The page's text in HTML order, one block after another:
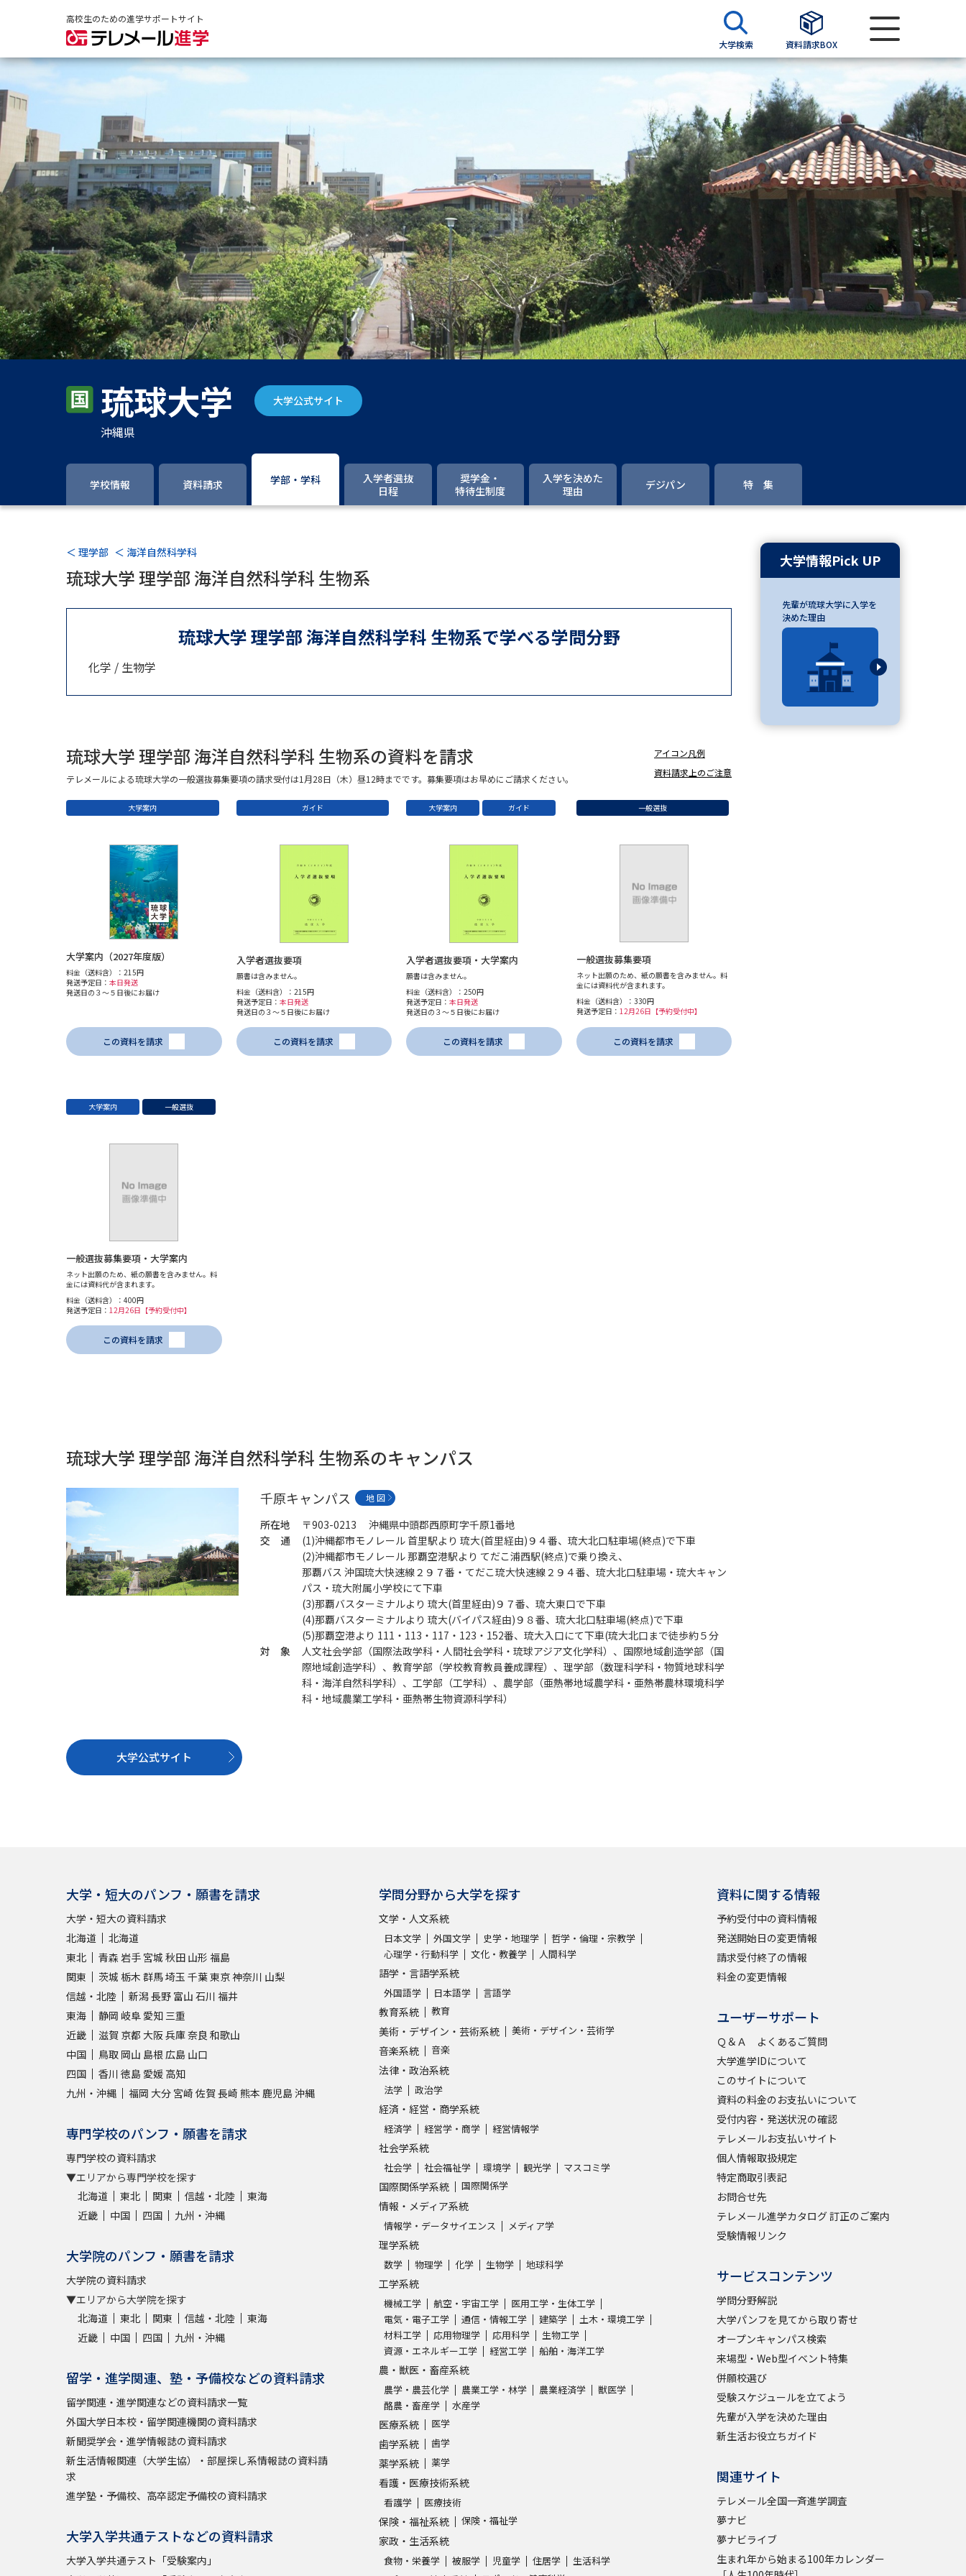
高校生のための進学サポートサイト
大学検索 資料請求BOX
資料検索
大学・短大の資料種類から請求
大学パンフ
学部・学科パンフ
総合型選抜・学校推薦型選抜 募集要項＆願書
大学入学共通テスト利用選抜の募集要項＆願書
過去問題集
大学・短大以外の資料から請求
専門学校の資料請求 大学院の資料請求
留学・進学関連、塾・予備校
大学入学共通テスト「受験案内」の請求
大学入学共通テスト「受験上の配慮案内」の請求
高等学校卒業程度認定試験
大学研究 大学検索
デジタルパンフレット
進路の３択
新学年スタート号特集ページ（高3生用）
新学年スタート号特集ページ（高2生用）
オープンキャンパスなどを調べる
来場型・Web型イベント特集
夢ナビライブ
志望校・出願校を調べる
テレメール全国一斉進学調査
新生活お役立ちガイド
学問発見
大学で学びたい学問発見
琉球大学 大学公式サイト
沖縄県
学校情報 資料請求 学部・学科
入学者選抜
日程
奨学金・
特待生制度
入学を決めた
理由
デジパン 特 集
＜ 理学部 ＜ 海洋自然科学科
琉球大学 理学部 海洋自然科学科 生物系
琉球大学 理学部 海洋自然科学科 生物系で学べる学問分野
化学 / 生物学
琉球大学 理学部 海洋自然科学科 生物系の資料を請求
テレメールによる琉球大学の一般選抜募集要項の請求受付は1月28日（木）昼12時までです。募集要項はお早めにご請求ください。
アイコン凡例
資料請求上のご注意
大学案内
大学案内（2027年度版）
料金（送料含）：215円
発送予定日： 本日発送
発送日の３～５日後にお届け
この資料を請求
ガイド
入学者選抜要項
願書は含みません。
料金（送料含）：215円
発送予定日： 本日発送
発送日の３～５日後にお届け
この資料を請求
大学案内 ガイド
入学者選抜要項・大学案内
願書は含みません。
料金（送料含）：250円
発送予定日： 本日発送
発送日の３～５日後にお届け
この資料を請求
一般選抜
一般選抜募集要項
ネット出願のため、紙の願書を含みません。料
金には資料代が含まれます。
料金（送料含）：330円
発送予定日： 12月26日【予約受付中】
この資料を請求
大学案内 一般選抜
一般選抜募集要項・大学案内
ネット出願のため、紙の願書を含みません。料
金には資料代が含まれます。
料金（送料含）：400円
発送予定日： 12月26日【予約受付中】
この資料を請求
琉球大学 理学部 海洋自然科学科 生物系のキャンパス
千原キャンパス 地 図
所在地
〒903-0213 沖縄県中頭郡西原町字千原1番地
交 通
(1)沖縄都市モノレール 首里駅より 琉大(首里経由)９４番、琉大北口駐車場(終点)で下車
(2)沖縄都市モノレール 那覇空港駅より てだこ浦西駅(終点)で乗り換え、
那覇バス 沖国琉大快速線２９７番・てだこ琉大快速線２９４番、琉大北口駐車場・琉大キャン
パス・琉大附属小学校にて下車
(3)那覇バスターミナルより 琉大(首里経由)９７番、琉大東口で下車
(4)那覇バスターミナルより 琉大(バイパス経由)９８番、琉大北口駐車場(終点)で下車
(5)那覇空港より 111・113・117・123・152番、琉大入口にて下車(琉大北口まで徒歩約５分
対 象
人文社会学部（国際法政学科・人間社会学科・琉球アジア文化学科）、国際地域創造学部（国
際地域創造学科）、教育学部（学校教育教員養成課程）、理学部（数理科学科・物質地球科学
科・海洋自然科学科）、工学部（工学科）、農学部（亜熱帯地域農学科・亜熱帯農林環境科学
科・地域農業工学科・亜熱帯生物資源科学科）
大学公式サイト
大学情報Pick UP
先輩が琉球大学に入学を
決めた理由
大学・短大のパンフ・願書を請求
大学・短大の資料請求
北海道
北海道
東北
青森 岩手 宮城 秋田 山形 福島
関東
茨城 栃木 群馬埼玉 千葉東京神奈川 山梨
信越・北陸
新潟長野 富山 石川 福井
東海
静岡 岐阜 愛知 三重
近畿
滋賀 京都 大阪兵庫奈良 和歌山
中国
鳥取 岡山 島根 広島 山口
四国
香川 徳島 愛媛 高知
九州・沖縄
福岡 大分 宮崎 佐賀 長崎 熊本 鹿児島沖縄
専門学校のパンフ・願書を請求
専門学校の資料請求
▼エリアから専門学校を探す
北海道
東北 関東 信越・北陸
東海
近畿
中国 四国 九州・沖縄
大学院のパンフ・願書を請求
大学院の資料請求
▼エリアから大学院を探す
北海道
東北 関東 信越・北陸
東海
近畿
中国 四国 九州・沖縄
留学・進学関連、塾・予備校などの資料請求
留学関連・進学関連などの資料請求一覧
外国大学日本校・留学関連機関の資料請求
新聞奨学会・進学情報誌の資料請求
新生活情報関連（大学生協）・部屋探し系情報誌の資料請
求
進学塾・予備校、高卒認定予備校の資料請求
大学入学共通テストなどの資料請求
大学入学共通テスト「受験案内」
学問分野から大学を探す
文学・人文系統
日本文学 外国文学 史学・地理学
哲学・倫理・宗教学
心理学・行動科学
文化・教養学 人間科学
語学・言語学系統
外国語学 日本語学 言語学
教育系統 教育
美術・デザイン・芸術系統 美術・デザイン・芸術学
音楽系統 音楽
法律・政治系統
法学 政治学
経済・経営・商学系統
経済学 経営学・商学 経営情報学
社会学系統
社会学 社会福祉学 環境学 観光学 マスコミ学
国際関係学系統 国際関係学
情報・メディア系統
情報学・データサイエンス メディア学
理学系統
数学 物理学 化学 生物学 地球科学
工学系統
機械工学 航空・宇宙工学
医用工学・生体工学
電気・電子工学
通信・情報工学 建築学
土木・環境工学
材料工学
応用物理学 応用科学
生物工学
資源・エネルギー工学
経営工学 船舶・海洋工学
農・獣医・畜産系統
農学・農芸化学 農業工学・林学 農業経済学
獣医学
酪農・畜産学
水産学
医療系統 医学
歯学系統 歯学
薬学系統 薬学
看護・医療技術系統
看護学 医療技術
保険・福祉系統 保険・福祉学
家政・生活系統
食物・栄養学 被服学 児童学 住居学 生活科学
資料に関する情報
予約受付中の資料情報
発送開始日の変更情報
請求受付終了の情報
料金の変更情報
ユーザーサポート
Ｑ＆Ａ よくあるご質問
大学進学IDについて
このサイトについて
資料の料金のお支払いについて
受付内容・発送状況の確認
テレメールお支払いサイト
個人情報取扱規定
特定商取引表記
お問合せ先
テレメール進学カタログ 訂正のご案内
受験情報リンク
サービスコンテンツ
学問分野解説
大学パンフを見てから取り寄せ
オープンキャンパス検索
来場型・Web型イベント特集
併願校選び
受験スケジュールを立てよう
先輩が入学を決めた理由
新生活お役立ちガイド
関連サイト
テレメール全国一斉進学調査
夢ナビ
夢ナビライブ
生まれ年から始まる100年カレンダー